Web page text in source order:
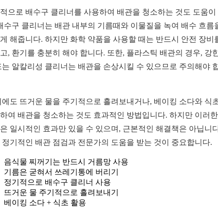
으로 배수구 클리너를 사용하여 배관을 청소하는 것도 도움이
수구 클리너는 배관 내부의 기름때와 이물질을 녹여 배수 흐름
해줍니다. 하지만 화학 약품을 사용할 때는 반드시 안전 장비
, 환기를 충분히 해야 합니다. 또한, 플라스틱 배관의 경우, 강
는 알칼리성 클리너는 배관을 손상시킬 수 있으므로 주의해야
에도 뜨거운 물을 주기적으로 흘려보내거나, 베이킹 소다와 식
여 배관을 청소하는 것도 효과적인 방법입니다. 하지만 이러
일시적인 효과만 있을 수 있으며, 근본적인 해결책은 아닙니
정기적인 배관 점검과 전문가의 도움을 받는 것이 중요합니다.
음식물 찌꺼기는 반드시 거름망 사용
기름은 굳혀서 쓰레기통에 버리기
정기적으로 배수구 클리너 사용
뜨거운 물 주기적으로 흘려보내기
베이킹 소다 + 식초 활용